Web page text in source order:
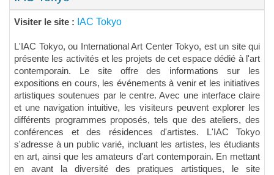
Visiter le site : IAC Tokyo
L'IAC Tokyo, ou International Art Center Tokyo, est un site qui
présente les activités et les projets de cet espace dédié à l'art
contemporain. Le site offre des informations sur les
expositions en cours, les événements à venir et les initiatives
artistiques soutenues par le centre. Avec une interface claire
et une navigation intuitive, les visiteurs peuvent explorer les
différents programmes proposés, tels que des ateliers, des
conférences et des résidences d'artistes. L'IAC Tokyo
s'adresse à un public varié, incluant les artistes, les étudiants
en art, ainsi que les amateurs d'art contemporain. En mettant
en avant la diversité des pratiques artistiques, le site